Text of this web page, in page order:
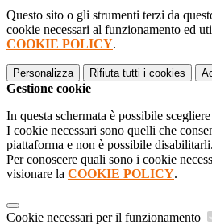
Questo sito o gli strumenti terzi da
cookie necessari al funzionamento ed
COOKIE POLICY.
Personalizza Rifiuta tutti i cookies
Gestione cookie
In questa schermata è possibile
I cookie necessari sono quelli che
piattaforma e non è possibile disabilitarli.
Per conoscere quali sono i cookie
visionare la COOKIE POLICY.
Cookie necessari per il funzionamento